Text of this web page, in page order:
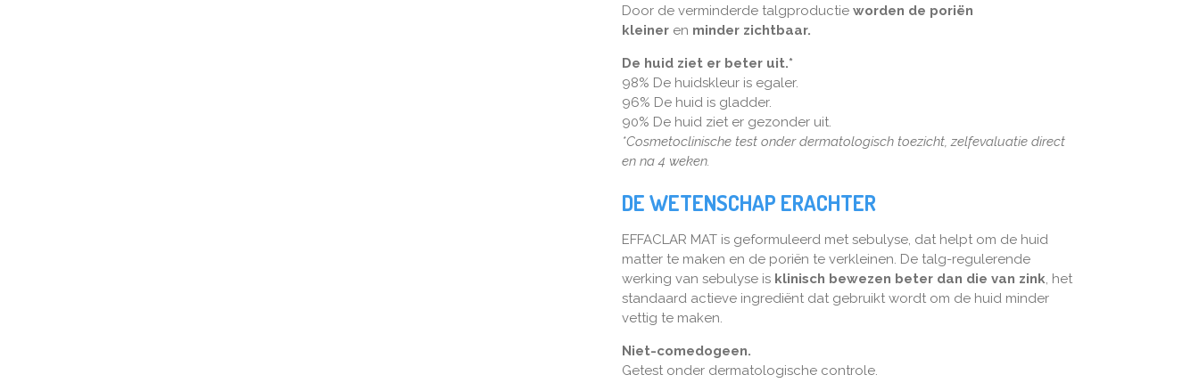
Door de verminderde talgproductie worden de poriën
kleiner en minder zichtbaar.
De huid ziet er beter uit.*
98% De huidskleur is egaler.
96% De huid is gladder.
90% De huid ziet er gezonder uit.
*Cosmetoclinische test onder dermatologisch toezicht, zelfevaluatie direct
en na 4 weken.
DE WETENSCHAP ERACHTER
EFFACLAR MAT is geformuleerd met sebulyse, dat helpt om de huid
matter te maken en de poriën te verkleinen. De talg-regulerende
werking van sebulyse is klinisch bewezen beter dan die van zink, het
standaard actieve ingrediënt dat gebruikt wordt om de huid minder
vettig te maken.
Niet-comedogeen.
Getest onder dermatologische controle.